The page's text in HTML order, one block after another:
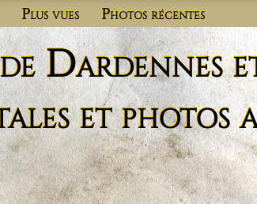
Plus vues Photos récentes
Dardennes
et photos